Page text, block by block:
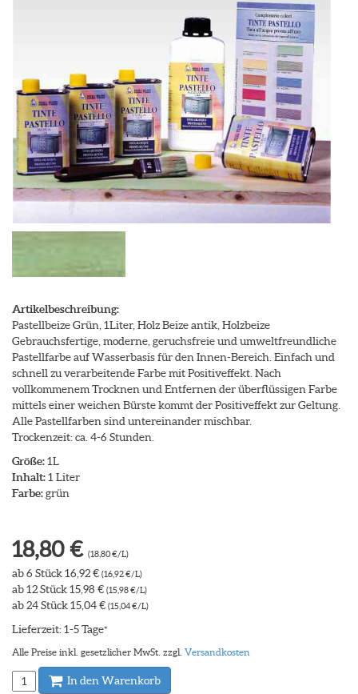
Artikelbeschreibung:
Pastellbeize Grün, 1Liter, Holz Beize antik, Holzbeize
Gebrauchsfertige, moderne, geruchsfreie und umweltfreundliche
Pastellfarbe auf Wasserbasis für den Innen-Bereich. Einfach und
schnell zu verarbeitende Farbe mit Positiveffekt. Nach
vollkommenem Trocknen und Entfernen der überflüssigen Farbe
mittels einer weichen Bürste kommt der Positiveffekt zur Geltung.
Alle Pastellfarben sind untereinander mischbar.
Trockenzeit: ca. 4-6 Stunden.
Größe:1L
Inhalt:1 Liter
Farbe:grün
18,80 € (18,80 €/L)
ab 6 Stück 16,92 € (16,92 €/L)
ab 12 Stück 15,98 € (15,98 €/L)
ab 24 Stück 15,04 € (15,04 €/L)
Lieferzeit: 1-5 Tage*
Alle Preise inkl. gesetzlicher MwSt. zzgl. Versandkosten
In den Warenkorb